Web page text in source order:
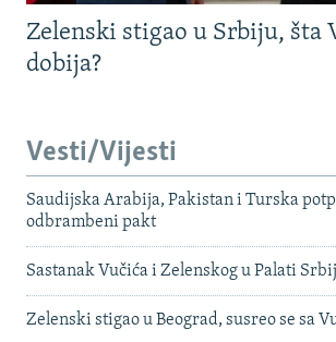
Zelenski stigao u Srbiju, šta
dobija?
Vesti/Vijesti
Saudijska Arabija, Pakistan i Turska
odbrambeni pakt
Sastanak Vučića i Zelenskog u Palati
Zelenski stigao u Beograd, susreo se sa